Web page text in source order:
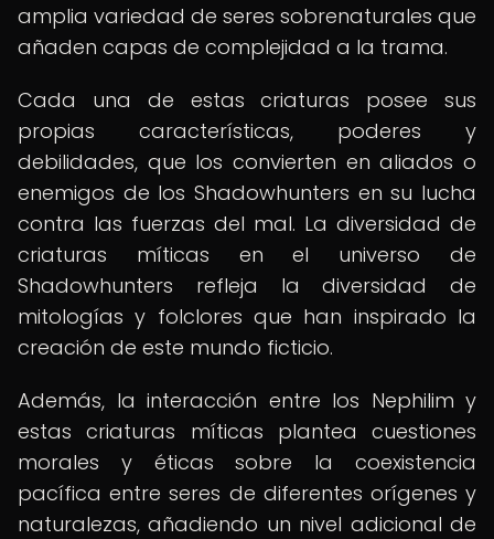
amplia variedad de seres sobrenaturales que
añaden capas de complejidad a la trama.
Cada una de estas criaturas posee sus
propias características, poderes y
debilidades, que los convierten en aliados o
enemigos de los Shadowhunters en su lucha
contra las fuerzas del mal. La diversidad de
criaturas míticas en el universo de
Shadowhunters refleja la diversidad de
mitologías y folclores que han inspirado la
creación de este mundo ficticio.
Además, la interacción entre los Nephilim y
estas criaturas míticas plantea cuestiones
morales y éticas sobre la coexistencia
pacífica entre seres de diferentes orígenes y
naturalezas, añadiendo un nivel adicional de